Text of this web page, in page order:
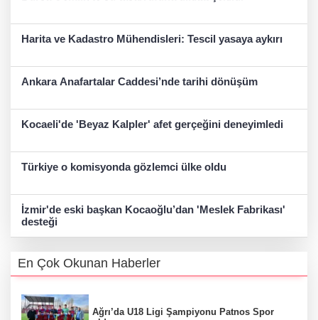
Harita ve Kadastro Mühendisleri: Tescil yasaya aykırı
Ankara Anafartalar Caddesi’nde tarihi dönüşüm
Kocaeli'de 'Beyaz Kalpler' afet gerçeğini deneyimledi
Türkiye o komisyonda gözlemci ülke oldu
İzmir'de eski başkan Kocaoğlu’dan 'Meslek Fabrikası'
desteği
En Çok Okunan Haberler
Ağrı’da U18 Ligi Şampiyonu Patnos Spor